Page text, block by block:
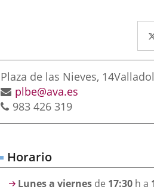
Dirección
postal
Plaza de las Nieves, 14
Dirección
de
correo
plbe@ava.es
Teléfonos
983 426 319
Horario
Lunes a viernes de 17:30 h a